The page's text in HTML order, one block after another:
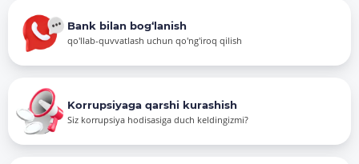
Bank bilan bog‘lanish
qo'llab-quvvatlash uchun qo'ng'iroq qilish
Korrupsiyaga qarshi kurashish
Siz korrupsiya hodisasiga duch keldingizmi?